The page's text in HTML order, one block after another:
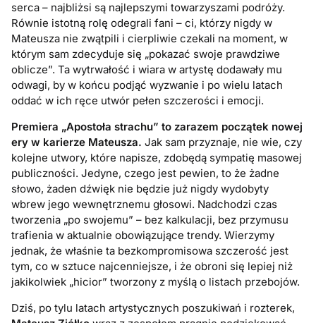
serca – najbliżsi są najlepszymi towarzyszami podróży.
Równie istotną rolę odegrali fani – ci, którzy nigdy w
Mateusza nie zwątpili i cierpliwie czekali na moment, w
którym sam zdecyduje się „pokazać swoje prawdziwe
oblicze”. Ta wytrwałość i wiara w artystę dodawały mu
odwagi, by w końcu podjąć wyzwanie i po wielu latach
oddać w ich ręce utwór pełen szczerości i emocji.
Premiera „Apostoła strachu” to zarazem początek nowej
ery w karierze Mateusza. Jak sam przyznaje, nie wie, czy
kolejne utwory, które napisze, zdobędą sympatię masowej
publiczności. Jedyne, czego jest pewien, to że żadne
słowo, żaden dźwięk nie będzie już nigdy wydobyty
wbrew jego wewnętrznemu głosowi. Nadchodzi czas
tworzenia „po swojemu” – bez kalkulacji, bez przymusu
trafienia w aktualnie obowiązujące trendy. Wierzymy
jednak, że właśnie ta bezkompromisowa szczerość jest
tym, co w sztuce najcenniejsze, i że obroni się lepiej niż
jakikolwiek „hicior” tworzony z myślą o listach przebojów.
Dziś, po tylu latach artystycznych poszukiwań i rozterek,